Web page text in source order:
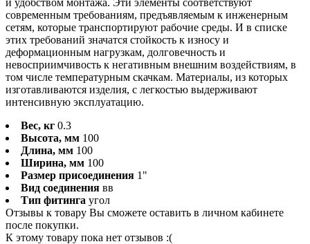
современным требованиям, предъявляемым к инженерным
сетям, которые транспортируют рабочие среды. И в списке
этих требований значатся стойкость к износу и
деформационным нагрузкам, долговечность и
невосприимчивость к негативным внешним воздействиям, в
том числе температурным скачкам. Материалы, из которых
изготавливаются изделия, с легкостью выдерживают
интенсивную эксплуатацию.
Вес, кг 0.3
Высота, мм 100
Длина, мм 100
Ширина, мм 100
Размер присоединения 1"
Вид соединения вв
Тип фитинга угол
Отзывы к товару Вы сможете оставить в личном кабинете
после покупки.
К этому товару пока нет отзывов :(